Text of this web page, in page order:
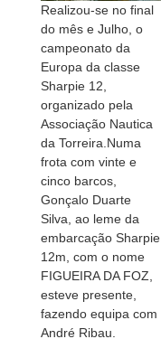
Realizou-se no final
do mês e Julho, o
campeonato da
Europa da classe
Sharpie 12,
organizado pela
Associação Nautica
da Torreira.Numa
frota com vinte e
cinco barcos,
Gonçalo Duarte
Silva, ao leme da
embarcação Sharpie
12m, com o nome
FIGUEIRA DA FOZ,
esteve presente,
fazendo equipa com
André Ribau.